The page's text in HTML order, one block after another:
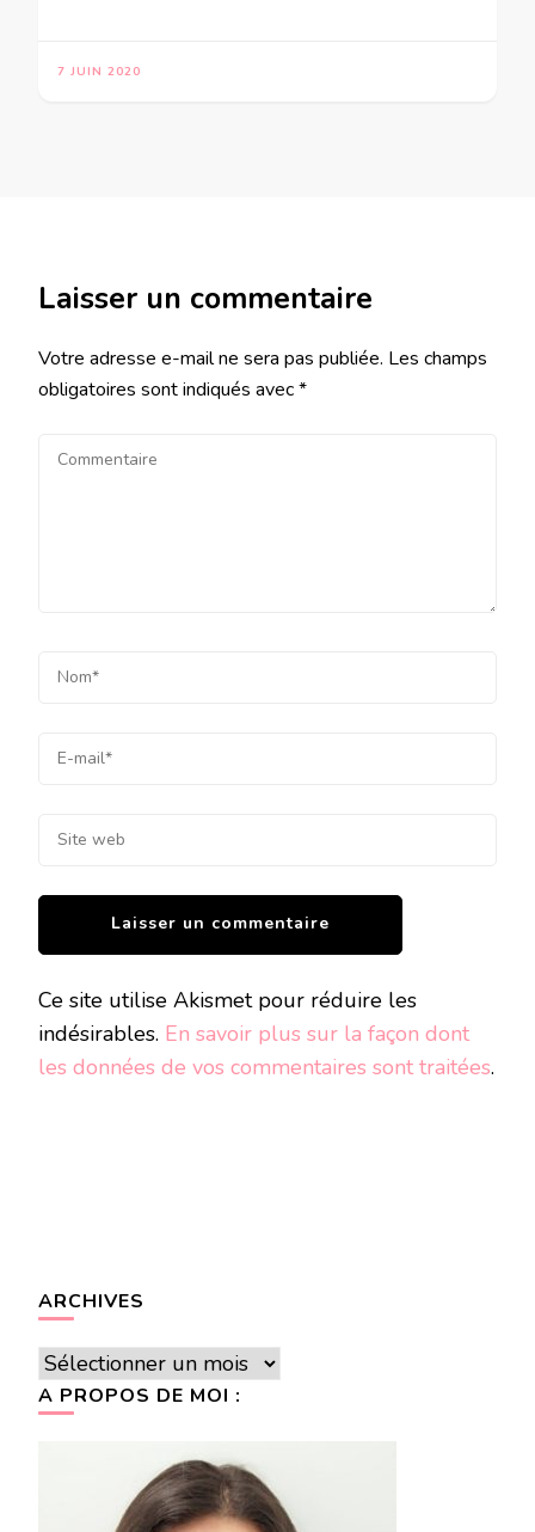
7 JUIN 2020
Laisser un commentaire
Votre adresse e-mail ne sera pas publiée. Les champs
obligatoires sont indiqués avec*
Ce site utilise Akismet pour réduire les
indésirables. En savoir plus sur la façon dont
les données de vos commentaires sont traitées.
ARCHIVES
Archives
A PROPOS DE MOI :